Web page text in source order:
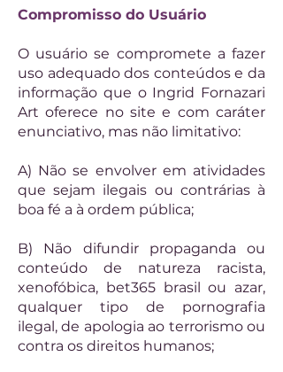
Compromisso do Usuário
O usuário se compromete a fazer
uso adequado dos conteúdos e da
informação que o Ingrid Fornazari
Art oferece no site e com caráter
enunciativo, mas não limitativo:
A) Não se envolver em atividades
que sejam ilegais ou contrárias à
boa fé a à ordem pública;
B) Não difundir propaganda ou
conteúdo de natureza racista,
xenofóbica, bet365 brasil ou azar,
qualquer tipo de pornografia
ilegal, de apologia ao terrorismo ou
contra os direitos humanos;